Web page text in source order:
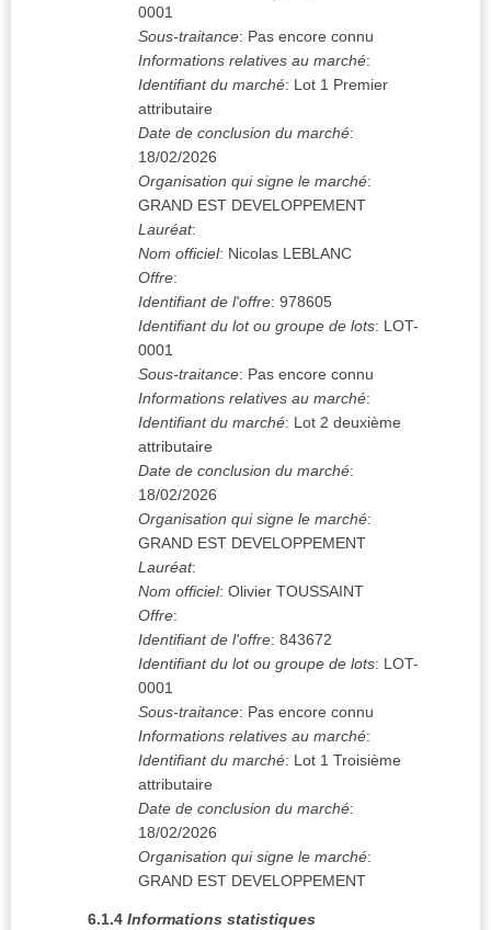
0001
Sous-traitance: Pas encore connu
Informations relatives au marché:
Identifiant du marché: Lot 1 Premier
attributaire
Date de conclusion du marché:
18/02/2026
Organisation qui signe le marché:
GRAND EST DEVELOPPEMENT
Lauréat:
Nom officiel: Nicolas LEBLANC
Offre:
Identifiant de l'offre: 978605
Identifiant du lot ou groupe de lots: LOT-
0001
Sous-traitance: Pas encore connu
Informations relatives au marché:
Identifiant du marché: Lot 2 deuxième
attributaire
Date de conclusion du marché:
18/02/2026
Organisation qui signe le marché:
GRAND EST DEVELOPPEMENT
Lauréat:
Nom officiel: Olivier TOUSSAINT
Offre:
Identifiant de l'offre: 843672
Identifiant du lot ou groupe de lots: LOT-
0001
Sous-traitance: Pas encore connu
Informations relatives au marché:
Identifiant du marché: Lot 1 Troisième
attributaire
Date de conclusion du marché:
18/02/2026
Organisation qui signe le marché:
GRAND EST DEVELOPPEMENT
6.1.4 Informations statistiques